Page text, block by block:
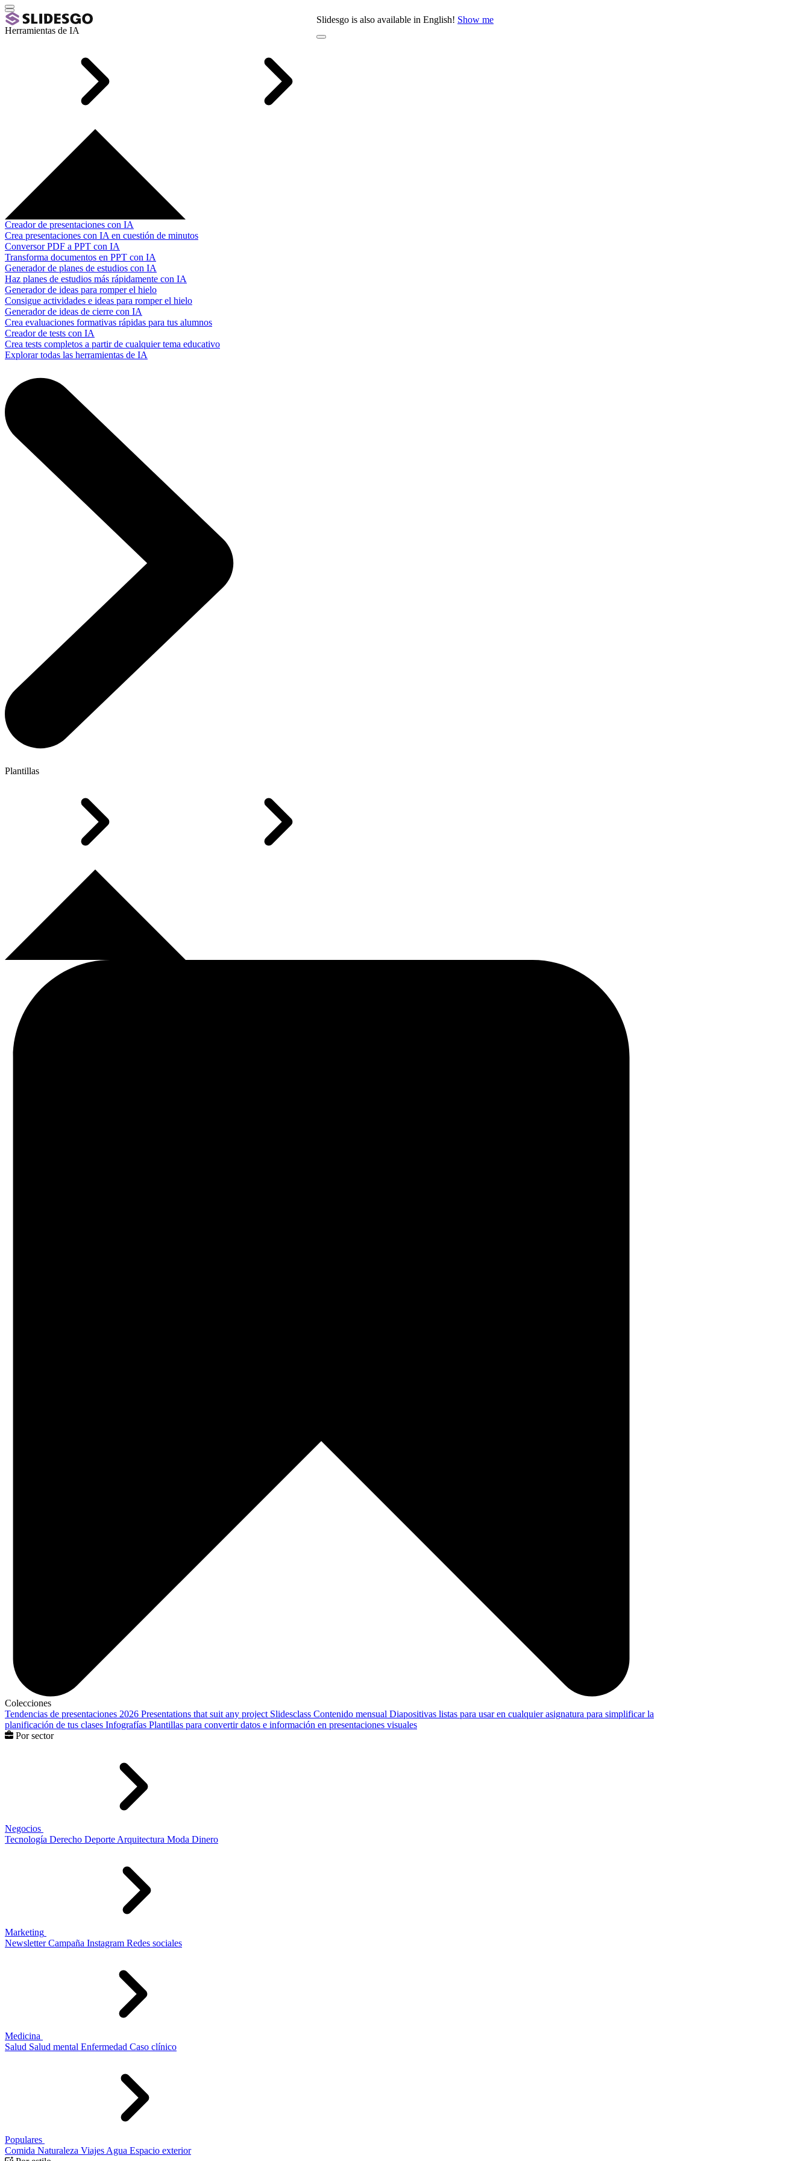
Slidesgo is also available in English! Show me
Herramientas de IA
Creador de presentaciones con IA
Crea presentaciones con IA en cuestión de minutos
Conversor PDF a PPT con IA
Transforma documentos en PPT con IA
Generador de planes de estudios con IA
Haz planes de estudios más rápidamente con IA
Generador de ideas para romper el hielo
Consigue actividades e ideas para romper el hielo
Generador de ideas de cierre con IA
Crea evaluaciones formativas rápidas para tus alumnos
Creador de tests con IA
Crea tests completos a partir de cualquier tema educativo
Explorar todas las herramientas de IA
Plantillas
Colecciones
Tendencias de presentaciones 2026 Presentations that suit any project Slidesclass Contenido mensual Diapositivas listas para usar en cualquier asignatura para simplificar la
planificación de tus clases Infografías Plantillas para convertir datos e información en presentaciones visuales
Por sector
Negocios
Tecnología Derecho Deporte Arquitectura Moda Dinero
Marketing
Newsletter Campaña Instagram Redes sociales
Medicina
Salud Salud mental Enfermedad Caso clínico
Populares
Comida Naturaleza Viajes Agua Espacio exterior